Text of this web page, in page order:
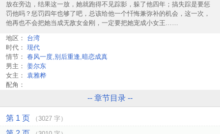
放在旁边，结果这一放，她就跑得不见踪影，躲了他四年；搞失踪是要惩
罚他吗？惩罚四年也够了吧，总该给他一个忏悔兼弥补的机会，这一次，
他再也不会把她当成无敌女金刚，一定要把她宠成小女王……
地区：
台湾
时代： 现代
情节： 春风一度,别后重逢,暗恋成真
男主： 姜尔东
女主： 袁雅桦
配角：
-- 章节目录 --
第 1 页 （3027 字）